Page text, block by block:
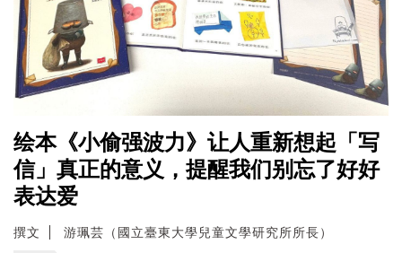
绘本《小偷强波力》让人重新想起「写
信」真正的意义，提醒我们别忘了好好
表达爱
撰文 游珮芸（國立臺東大學兒童文學研究所所長）